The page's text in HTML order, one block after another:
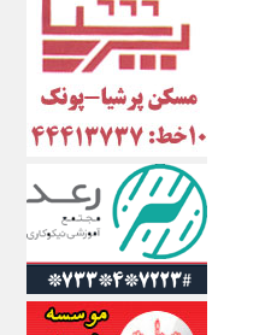
ای استخدام
ایتنا
ایراف
ایران آرت
ایران آنلاین
ایران زندگی
ایران فوری
ایرانی روز
ایرانیتال
ایرنا
ایسکانیوز
ایسنا
ایکنا